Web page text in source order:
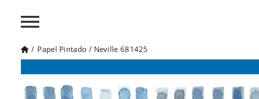
/ Papel Pintado / Neville 681425